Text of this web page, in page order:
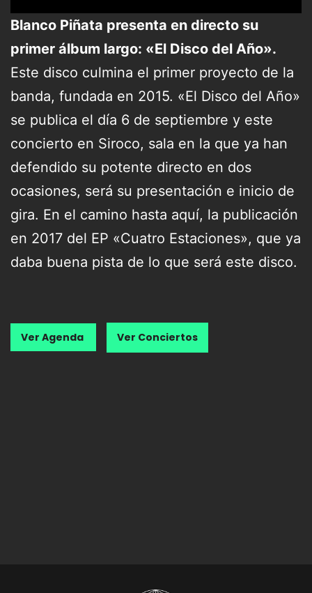
Blanco Piñata presenta en directo su
primer álbum largo: «El Disco del Año».
Este disco culmina el primer proyecto de la
banda, fundada en 2015. «El Disco del Año»
se publica el día 6 de septiembre y este
concierto en Siroco, sala en la que ya han
defendido su potente directo en dos
ocasiones, será su presentación e inicio de
gira. En el camino hasta aquí, la publicación
en 2017 del EP «Cuatro Estaciones», que ya
daba buena pista de lo que será este disco.
Ver Agenda Ver Conciertos